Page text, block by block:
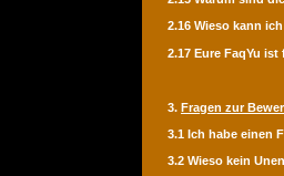
2.16 Wieso kann
2.17 Eure FaqYu
3. Fragen zur
3.1 Ich habe einen
3.2 Wieso kein